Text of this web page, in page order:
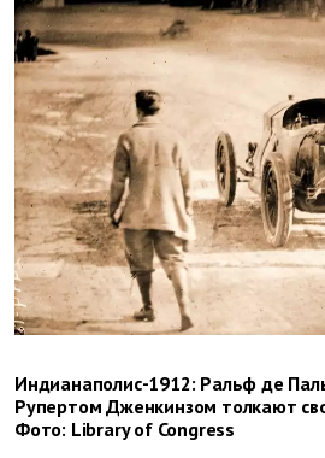
Индианаполис-1912: Ральф де
Рупертом Дженкинзом толкают
Фото: Library of Congress